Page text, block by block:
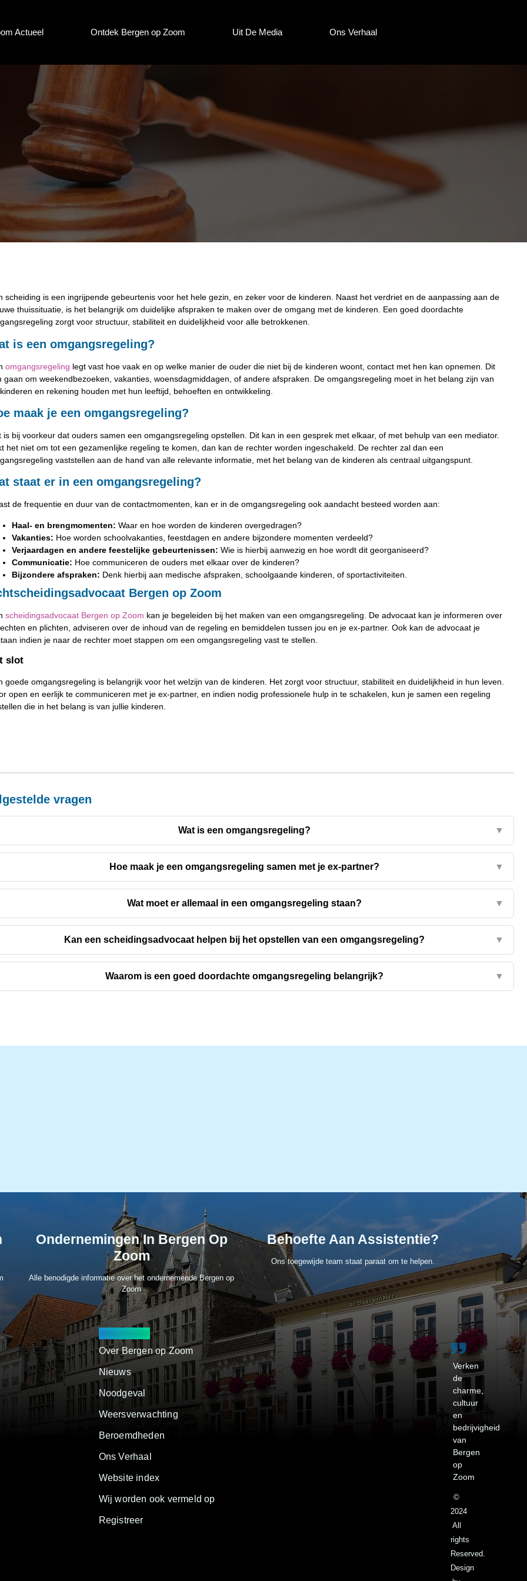
Actueel Ontdek Bergen op Zoom Uit De Media Ons Verhaal
scheiding is een ingrijpende gebeurtenis voor het hele gezin, en zeker voor de kinderen. Naast het verdriet en de aanpassing aan de
thuissituatie, is het belangrijk om duidelijke afspraken te maken over de omgang met de kinderen. Een goed doordachte
zorgt voor structuur, stabiliteit en duidelijkheid voor alle betrokkenen.
is een omgangsregeling?
omgangsregeling legt vast hoe vaak en op welke manier de ouder die niet bij de kinderen woont, contact met hen kan opnemen. Dit
gaan om weekendbezoeken, vakanties, woensdagmiddagen, of andere afspraken. De omgangsregeling moet in het belang zijn van
en rekening houden met hun leeftijd, behoeften en ontwikkeling.
maak je een omgangsregeling?
is bij voorkeur dat ouders samen een omgangsregeling opstellen. Dit kan in een gesprek met elkaar, of met behulp van een mediator.
het niet om tot een gezamenlijke regeling te komen, dan kan de rechter worden ingeschakeld. De rechter zal dan een
vaststellen aan de hand van alle relevante informatie, met het belang van de kinderen als centraal uitgangspunt.
staat er in een omgangsregeling?
de frequentie en duur van de contactmomenten, kan er in de omgangsregeling ook aandacht besteed worden aan:
Haal- en brengmomenten: Waar en hoe worden de kinderen overgedragen?
Vakanties: Hoe worden schoolvakanties, feestdagen en andere bijzondere momenten verdeeld?
Verjaardagen en andere feestelijke gebeurtenissen: Wie is hierbij aanwezig en hoe wordt dit georganiseerd?
Communicatie: Hoe communiceren de ouders met elkaar over de kinderen?
Bijzondere afspraken: Denk hierbij aan medische afspraken, schoolgaande kinderen, of sportactiviteiten.
Bergen op Zoom
scheidingsadvocaat Bergen op Zoom kan je begeleiden bij het maken van een omgangsregeling. De advocaat kan je informeren over
en plichten, adviseren over de inhoud van de regeling en bemiddelen tussen jou en je ex-partner. Ook kan de advocaat je
​​indien je naar de rechter moet stappen om een omgangsregeling vast te stellen.
slot
goede omgangsregeling is belangrijk voor het welzijn van de kinderen. Het zorgt voor structuur, stabiliteit en duidelijkheid in hun leven.
open en eerlijk te communiceren met je ex-partner, en indien nodig professionele hulp in te schakelen, kun je samen een regeling
die in het belang is van jullie kinderen.
vragen
Wat is een omgangsregeling? ▼
Hoe maak je een omgangsregeling samen met je ex-partner? ▼
Wat moet er allemaal in een omgangsregeling staan? ▼
Kan een scheidingsadvocaat helpen bij het opstellen van een omgangsregeling? ▼
Waarom is een goed doordachte omgangsregeling belangrijk? ▼
Ondernemingen In Bergen Op
Zoom
Alle benodigde informatie over het ondernemende Bergen op
Zoom
Behoefte Aan Assistentie?
Ons toegewijde team staat paraat om te helpen.
Informatie
Over Bergen op Zoom
Nieuws
Noodgeval
Weersverwachting
Beroemdheden
Ons Verhaal
Website index
Wij worden ook vermeld op
Registreer
Verken
de
charme,
cultuur
en
bedrijvigheid
van
Bergen
op
Zoom
©
2024
All
rights
Reserved.
Design